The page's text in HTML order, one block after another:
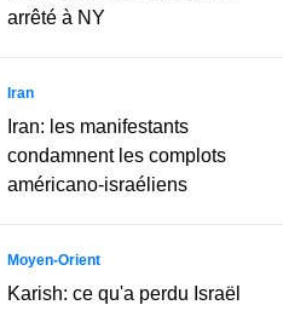
arrêté à NY
Iran
Iran: les manifestants
condamnent les complots
américano-israéliens
Moyen-Orient
Karish: ce qu'a perdu Israël